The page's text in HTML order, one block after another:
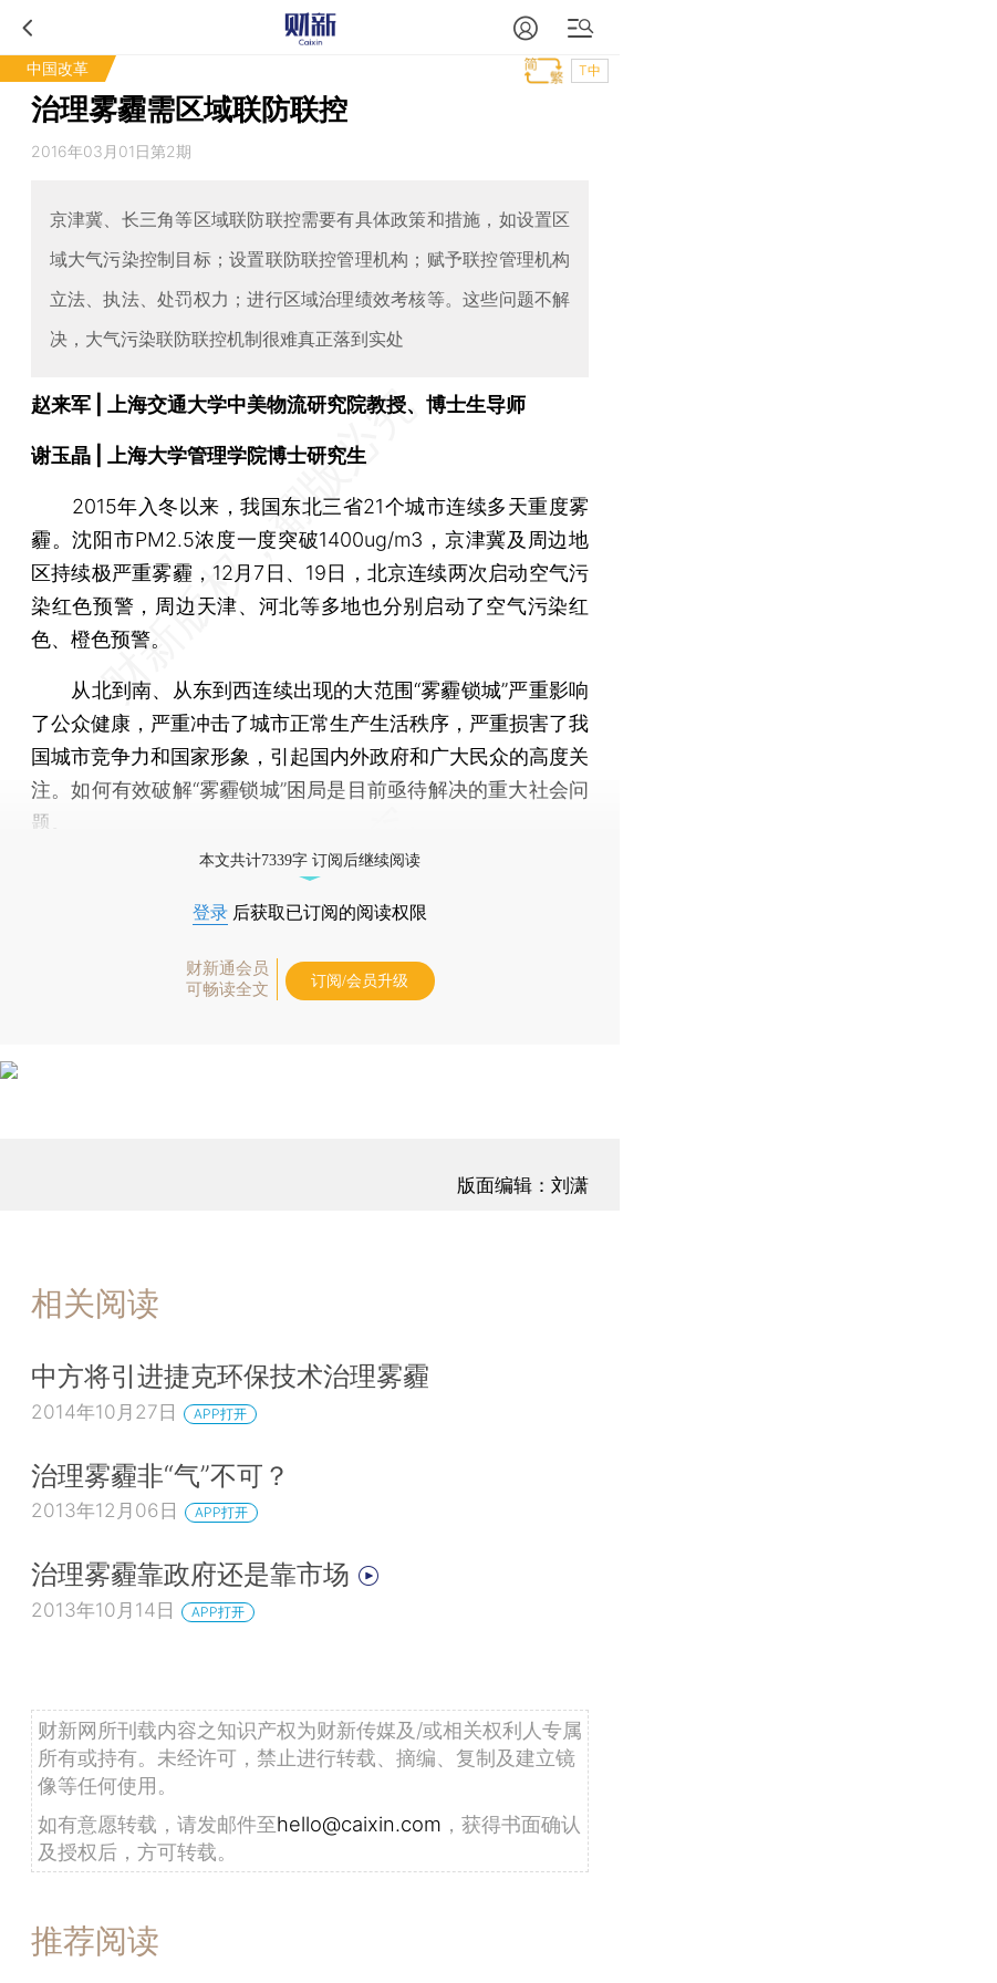
中国改革 T中
治理雾霾需区域联防联控
2016年03月01日第2期
京津冀、长三角等区域联防联控需要有具体政策和措施，如设置区
域大气污染控制目标；设置联防联控管理机构；赋予联控管理机构
立法、执法、处罚权力；进行区域治理绩效考核等。这些问题不解
决，大气污染联防联控机制很难真正落到实处
赵来军 | 上海交通大学中美物流研究院教授、博士生导师
谢玉晶 | 上海大学管理学院博士研究生
2015年入冬以来，我国东北三省21个城市连续多天重度雾
霾。沈阳市PM2.5浓度一度突破1400ug/m3，京津冀及周边地
区持续极严重雾霾，12月7日、19日，北京连续两次启动空气污
染红色预警，周边天津、河北等多地也分别启动了空气污染红
色、橙色预警。
从北到南、从东到西连续出现的大范围“雾霾锁城”严重影响
了公众健康，严重冲击了城市正常生产生活秩序，严重损害了我
国城市竞争力和国家形象，引起国内外政府和广大民众的高度关
注。如何有效破解“雾霾锁城”困局是目前亟待解决的重大社会问
题。
本文共计7339字 订阅后继续阅读
登录 后获取已订阅的阅读权限
财新通会员
可畅读全文
订阅/会员升级
版面编辑：刘潇
相关阅读
中方将引进捷克环保技术治理雾霾
2014年10月27日 APP打开
治理雾霾非“气”不可？
2013年12月06日 APP打开
治理雾霾靠政府还是靠市场
2013年10月14日 APP打开
财新网所刊载内容之知识产权为财新传媒及/或相关权利人专属
所有或持有。未经许可，禁止进行转载、摘编、复制及建立镜
像等任何使用。
如有意愿转载，请发邮件至hello@caixin.com ，获得书面确认
及授权后，方可转载。
推荐阅读